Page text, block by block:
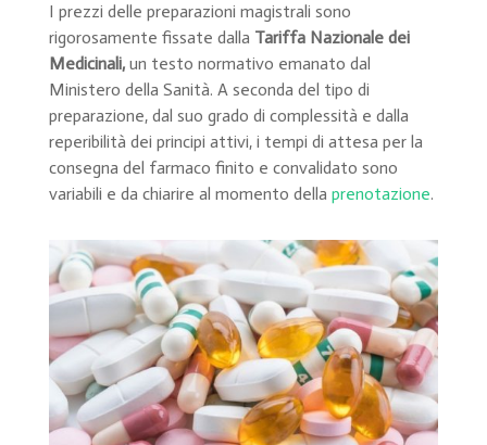
I prezzi delle preparazioni magistrali sono
rigorosamente fissate dalla Tariffa Nazionale dei
Medicinali,un testo normativo emanato dal
Ministero della Sanità. A seconda del tipo di
preparazione, dal suo grado di complessità e dalla
reperibilità dei principi attivi, i tempi di attesa per la
consegna del farmaco finito e convalidato sono
variabili e da chiarire al momento della prenotazione.